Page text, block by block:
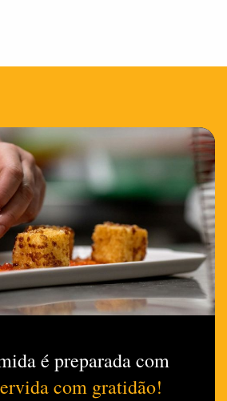
é preparada com
com gratidão!